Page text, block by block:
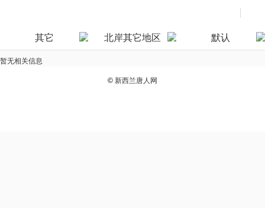
其它 北岸其它地区 默认
暂无相关信息
© 新西兰唐人网